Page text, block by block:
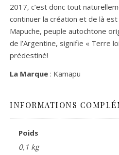
2017, c’est donc tout
continuer la création et de là est
Mapuche, peuple autochtone
de l’Argentine, signifie « Terre
prédestiné!
La Marque : Kamapu
INFORMATIONS
Poids
0,1 kg